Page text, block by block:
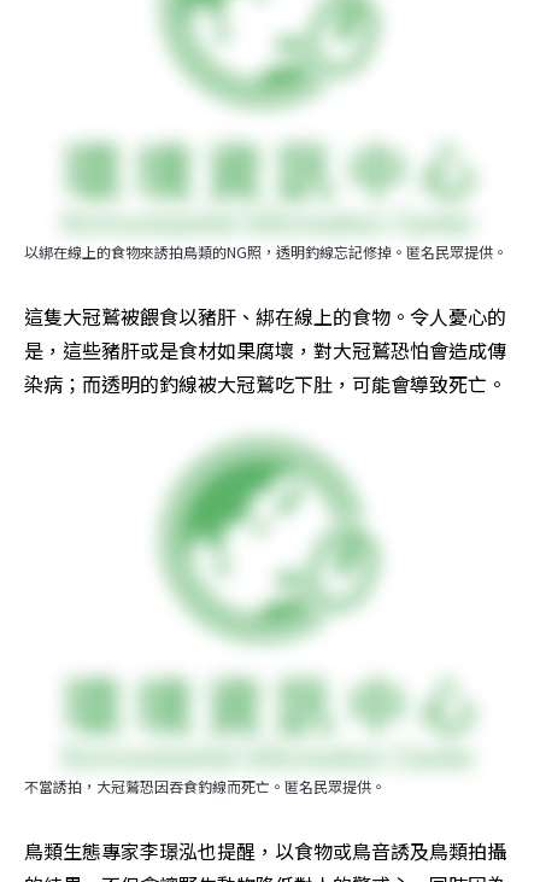
以綁在線上的食物來誘拍鳥類的NG照，透明釣線忘記修掉。匿名民眾提供。
這隻大冠鷲被餵食以豬肝、綁在線上的食物。令人憂心的
是，這些豬肝或是食材如果腐壞，對大冠鷲恐怕會造成傳
染病；而透明的釣線被大冠鷲吃下肚，可能會導致死亡。
不當誘拍，大冠鷲恐因吞食釣線而死亡。匿名民眾提供。
鳥類生態專家李璟泓也提醒，以食物或鳥音誘及鳥類拍攝